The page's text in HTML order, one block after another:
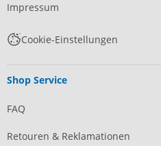
Impressum
Cookie-Einstellungen
Shop Service
FAQ
Retouren & Reklamationen